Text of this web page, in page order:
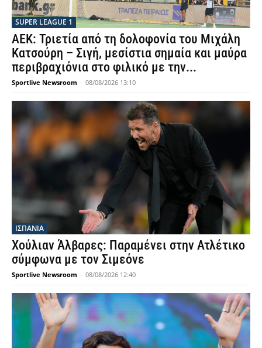
SUPER LEAGUE 1
ΑΕΚ: Τριετία από τη δολοφονία του Μιχάλη
Κατσούρη – Σιγή, μεσίστια σημαία και μαύρα
περιβραχιόνια στο φιλικό με την...
Sportlive Newsroom - 08/08/2026 13:10
ΙΣΠΑΝΙΑ
Χούλιαν Άλβαρες: Παραμένει στην Ατλέτικο
σύμφωνα με τον Σιμεόνε
Sportlive Newsroom - 08/08/2026 12:40